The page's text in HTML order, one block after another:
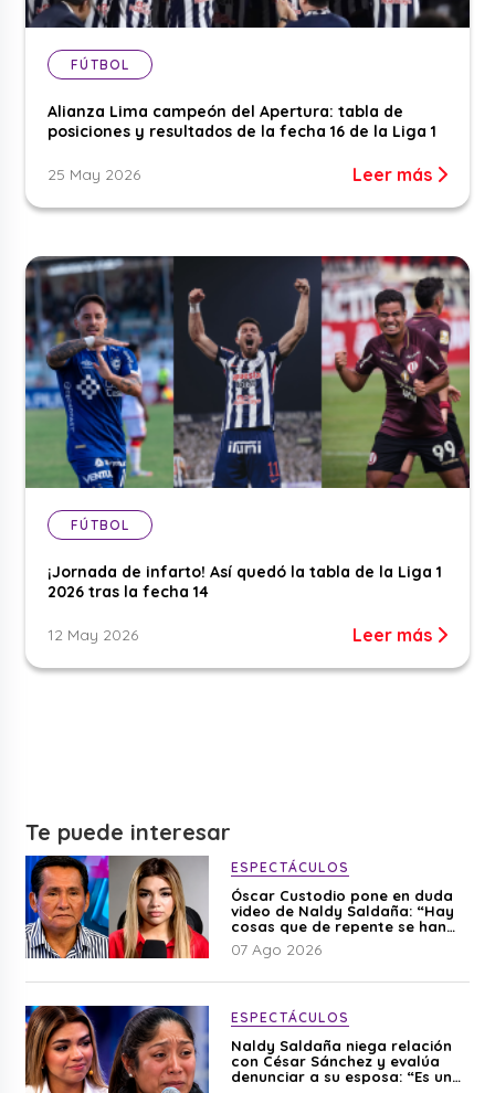
FÚTBOL
Alianza Lima campeón del Apertura: tabla de
posiciones y resultados de la fecha 16 de la Liga 1
25 May 2026 Leer más
FÚTBOL
¡Jornada de infarto! Así quedó la tabla de la Liga 1
2026 tras la fecha 14
12 May 2026 Leer más
Te puede interesar
ESPECTÁCULOS
Óscar Custodio pone en duda
video de Naldy Saldaña: “Hay
cosas que de repente se han
editado”
07 Ago 2026
ESPECTÁCULOS
Naldy Saldaña niega relación
con César Sánchez y evalúa
denunciar a su esposa: “Es una